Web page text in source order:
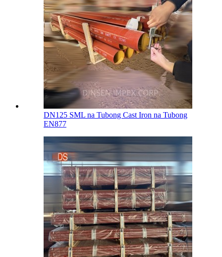
DN125 SML na Tubong Cast Iron na Tubong
EN877